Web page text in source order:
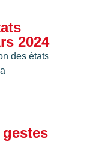
2024
des états